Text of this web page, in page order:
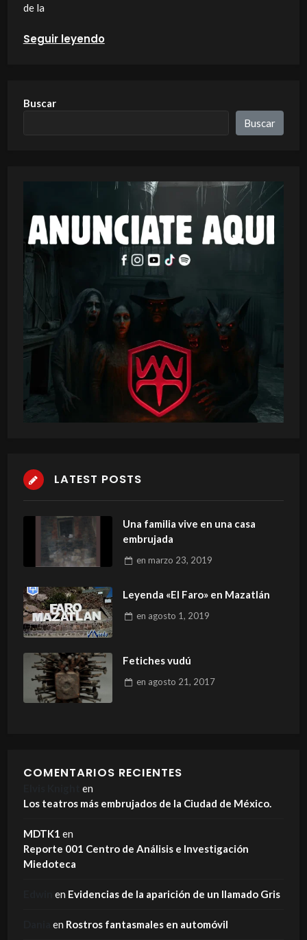
de la
Seguir leyendo
Buscar
Buscar
LATEST POSTS
Una familia vive en una casa
embrujada
en marzo 23, 2019
Leyenda «El Faro» en Mazatlán
en agosto 1, 2019
Fetiches vudú
en agosto 21, 2017
COMENTARIOS RECIENTES
en
Los teatros más embrujados de la Ciudad de México.
MDTK1 en
Reporte 001 Centro de Análisis e Investigación
Miedoteca
en Evidencias de la aparición de un llamado Gris
en Rostros fantasmales en automóvil